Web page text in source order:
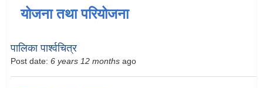
योजना तथा परियोजना
पालिका पार्श्वचित्र
Post date: 6 years 12 months ago